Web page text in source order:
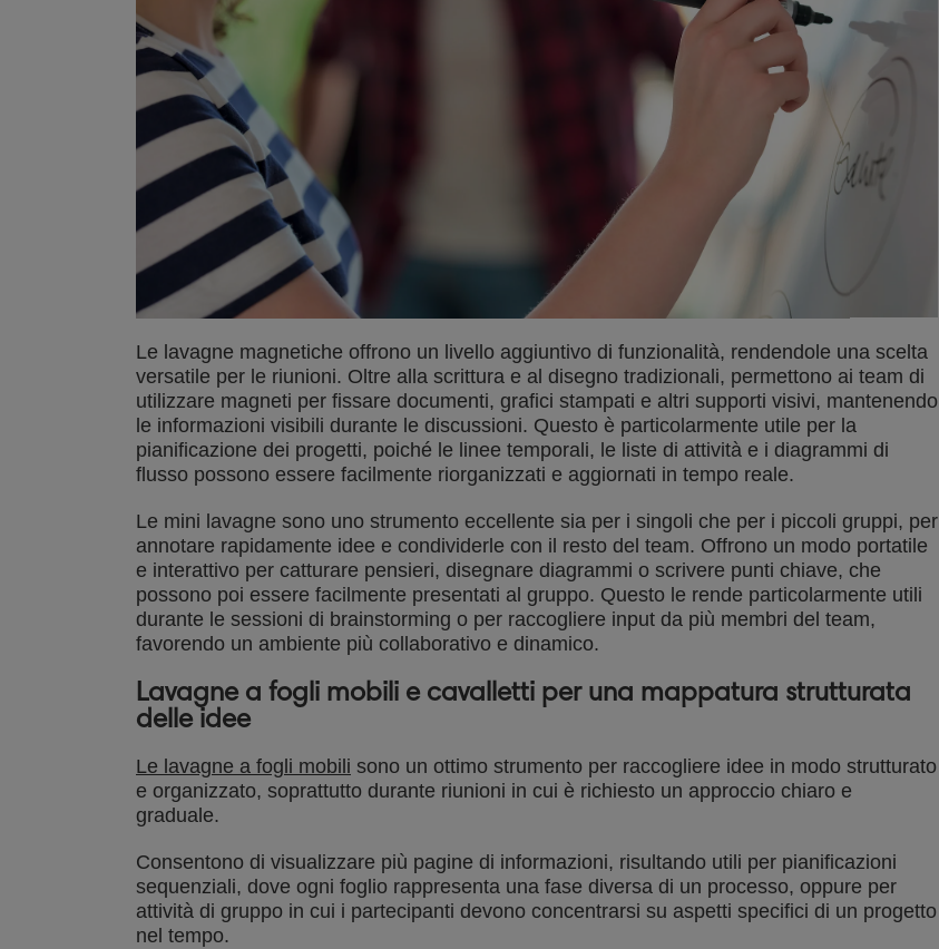
Le lavagne magnetiche offrono un livello aggiuntivo di funzionalità, rendendole una scelta
versatile per le riunioni. Oltre alla scrittura e al disegno tradizionali, permettono ai team di
utilizzare magneti per fissare documenti, grafici stampati e altri supporti visivi, mantenendo
le informazioni visibili durante le discussioni. Questo è particolarmente utile per la
pianificazione dei progetti, poiché le linee temporali, le liste di attività e i diagrammi di
flusso possono essere facilmente riorganizzati e aggiornati in tempo reale.
Le mini lavagne sono uno strumento eccellente sia per i singoli che per i piccoli gruppi, per
annotare rapidamente idee e condividerle con il resto del team. Offrono un modo portatile
e interattivo per catturare pensieri, disegnare diagrammi o scrivere punti chiave, che
possono poi essere facilmente presentati al gruppo. Questo le rende particolarmente utili
durante le sessioni di brainstorming o per raccogliere input da più membri del team,
favorendo un ambiente più collaborativo e dinamico.
Lavagne a fogli mobili e cavalletti per una mappatura strutturata
delle idee
Le lavagne a fogli mobili sono un ottimo strumento per raccogliere idee in modo strutturato
e organizzato, soprattutto durante riunioni in cui è richiesto un approccio chiaro e
graduale.
Consentono di visualizzare più pagine di informazioni, risultando utili per pianificazioni
sequenziali, dove ogni foglio rappresenta una fase diversa di un processo, oppure per
attività di gruppo in cui i partecipanti devono concentrarsi su aspetti specifici di un progetto
nel tempo.